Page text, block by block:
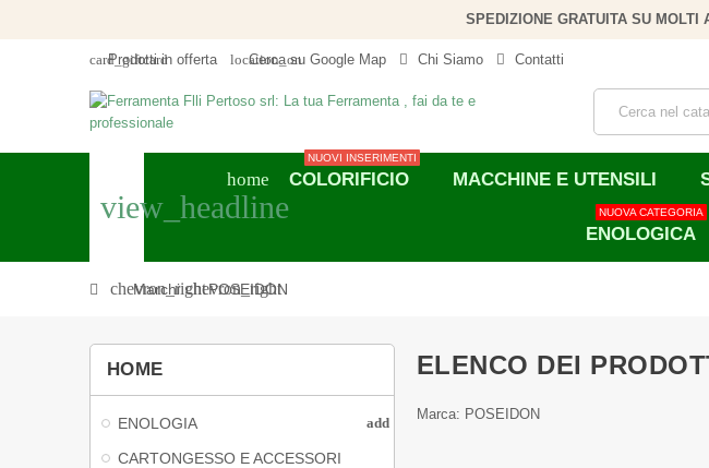
SPEDIZIONE GRATUITA SU MOLTI
card_giftcard
Prodotti in offerta location_on
Cerca su Google Map Chi Siamo Contatti
view_headline
home COLORIFICIO
NUOVI INSERIMENTI
MACCHINE E UTENSILI
ENOLOGICA
NUOVA CATEGORIA
chevron_right
Marchi chevron_right
POSEIDON
HOME
ENOLOGIA add
CARTONGESSO E ACCESSORI
ELENCO DEI
Marca: POSEIDON